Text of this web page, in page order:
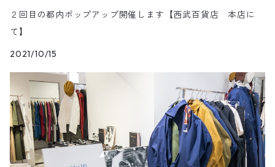
２回目の都内ポップアップ開催します【西武百貨店 本店に
て】
2021/10/15